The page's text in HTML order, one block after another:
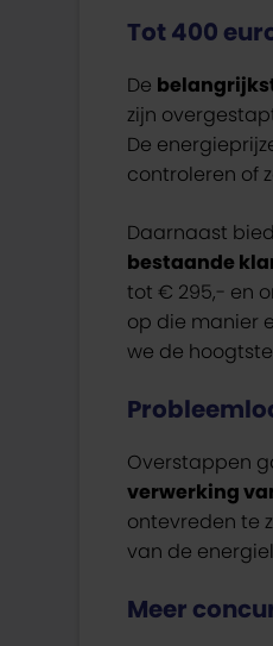
Tot 400
De
zijn
De
controleren of
Daarnaast
bestaande
tot € 295,- en
op die manier
we de
Overstappen
verwerking
ontevreden te
van de
Meer